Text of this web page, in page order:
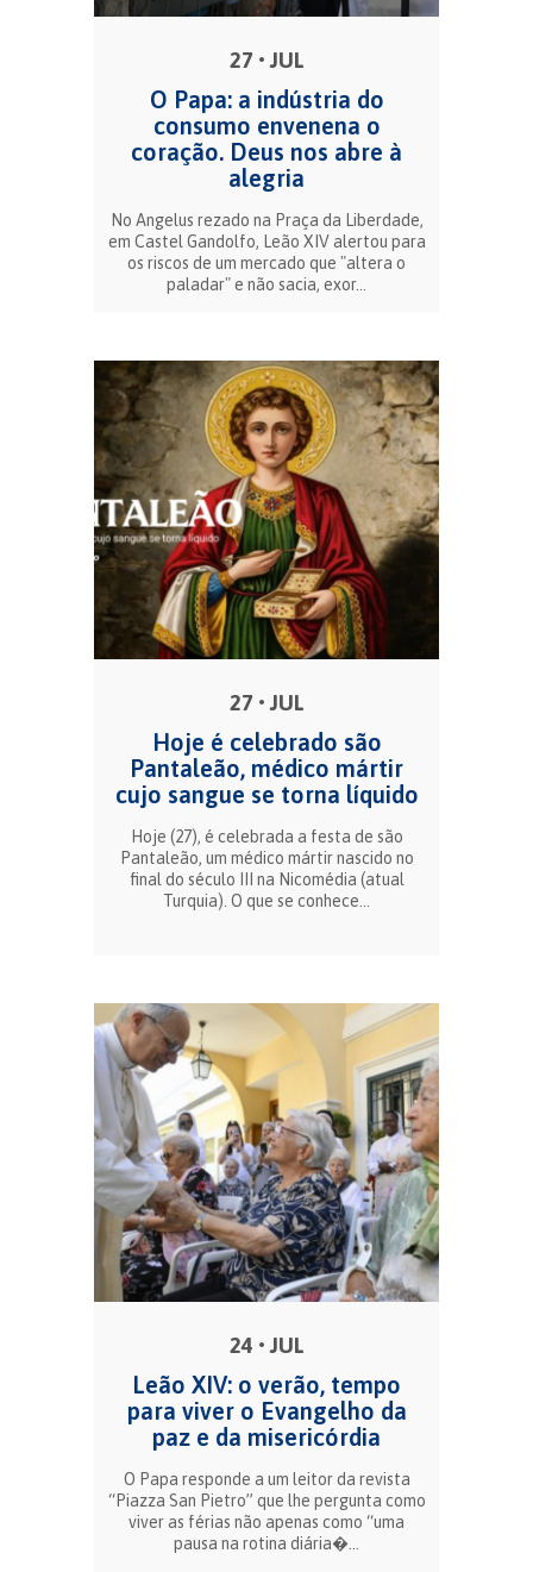
27 • JUL
O Papa: a indústria do
consumo envenena o
coração. Deus nos abre à
alegria
No Angelus rezado na Praça da Liberdade,
em Castel Gandolfo, Leão XIV alertou para
os riscos de um mercado que "altera o
paladar" e não sacia, exor...
27 • JUL
Hoje é celebrado são
Pantaleão, médico mártir
cujo sangue se torna líquido
Hoje (27), é celebrada a festa de são
Pantaleão, um médico mártir nascido no
final do século III na Nicomédia (atual
Turquia). O que se conhece...
24 • JUL
Leão XIV: o verão, tempo
para viver o Evangelho da
paz e da misericórdia
O Papa responde a um leitor da revista
“Piazza San Pietro” que lhe pergunta como
viver as férias não apenas como “uma
pausa na rotina diária�...